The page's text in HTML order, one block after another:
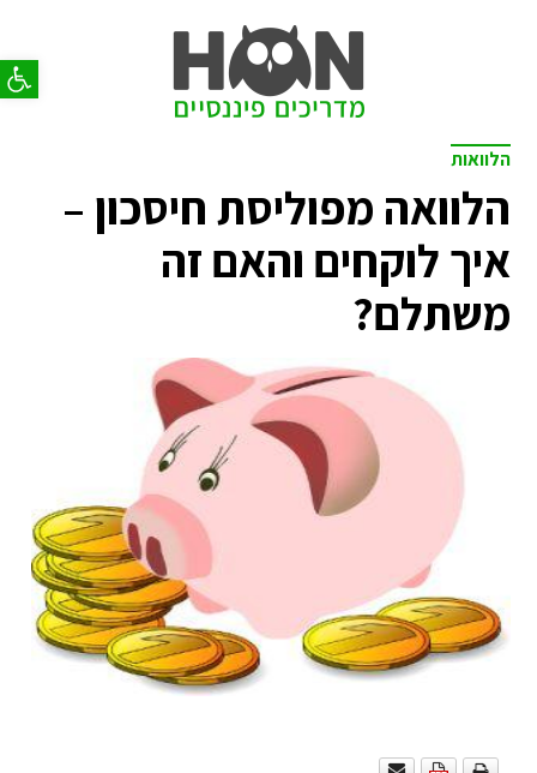
פתח
הלוואות
הלוואה מפוליסת חיסכון –
איך לוקחים והאם זה
משתלם?